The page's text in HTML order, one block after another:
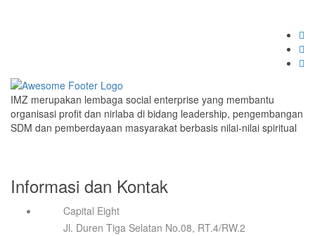
IMZ merupakan lembaga social enterprise yang membantu
organisasi profit dan nirlaba di bidang leadership, pengembangan
SDM dan pemberdayaan masyarakat berbasis nilai-nilai spiritual
Informasi dan Kontak
Capital Eight
Jl. Duren Tiga Selatan No.08, RT.4/RW.2